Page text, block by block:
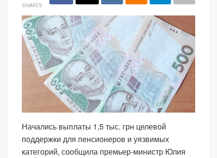
SHARES
Начались выплаты 1,5 тыс. грн целевой
поддержки для пенсионеров и уязвимых
категорий, сообщила премьер-министр Юлия